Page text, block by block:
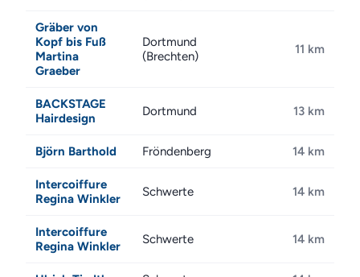
Gräber von
Kopf bis Fuß
Martina
Graeber
Dortmund
(Brechten)
11 km
BACKSTAGE
Hairdesign
Dortmund 13 km
Björn Barthold Fröndenberg 14 km
Intercoiffure
Regina Winkler
Schwerte 14 km
Intercoiffure
Regina Winkler
Schwerte 14 km